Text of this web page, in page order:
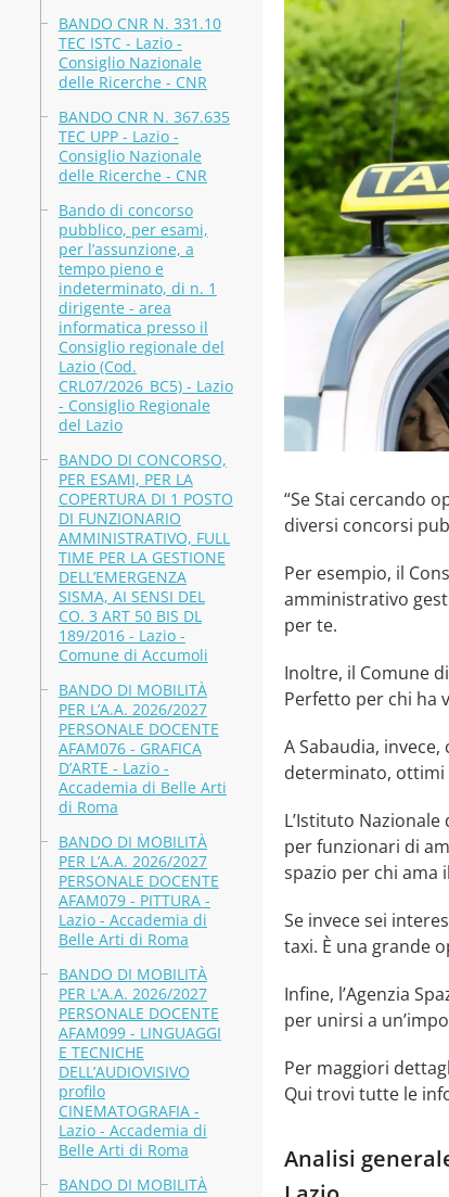
BANDO CNR N. 331.10
TEC ISTC - Lazio -
Consiglio Nazionale
delle Ricerche - CNR
BANDO CNR N. 367.635
TEC UPP - Lazio -
Consiglio Nazionale
delle Ricerche - CNR
Bando di concorso
pubblico, per esami,
per l’assunzione, a
tempo pieno e
indeterminato, di n. 1
dirigente - area
informatica presso il
Consiglio regionale del
Lazio (Cod.
CRL07/2026_BC5) - Lazio
- Consiglio Regionale
del Lazio
BANDO DI CONCORSO,
PER ESAMI, PER LA
COPERTURA DI 1 POSTO
DI FUNZIONARIO
AMMINISTRATIVO, FULL
TIME PER LA GESTIONE
DELL’EMERGENZA
SISMA, AI SENSI DEL
CO. 3 ART 50 BIS DL
189/2016 - Lazio -
Comune di Accumoli
BANDO DI MOBILITÀ
PER L’A.A. 2026/2027
PERSONALE DOCENTE
AFAM076 - GRAFICA
D’ARTE - Lazio -
Accademia di Belle Arti
di Roma
BANDO DI MOBILITÀ
PER L’A.A. 2026/2027
PERSONALE DOCENTE
AFAM079 - PITTURA -
Lazio - Accademia di
Belle Arti di Roma
BANDO DI MOBILITÀ
PER L’A.A. 2026/2027
PERSONALE DOCENTE
AFAM099 - LINGUAGGI
E TECNICHE
DELL’AUDIOVISIVO
profilo
CINEMATOGRAFIA -
Lazio - Accademia di
Belle Arti di Roma
BANDO DI MOBILITÀ
“Se Stai cercando
diversi concorsi
Per esempio, il
amministrativo
per te.
Inoltre, il Comune
Perfetto per chi ha
A Sabaudia,
determinato, ottimi
L’Istituto
per funzionari di
spazio per chi ama
Se invece sei
taxi. È una grande
Infine, l’Agenzia
per unirsi a
Per maggiori
Qui trovi tutte le
Analisi